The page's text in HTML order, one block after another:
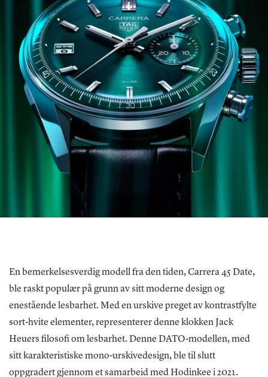
En bemerkelsesverdig modell fra den tiden, Carrera 45 Date,
ble raskt populær på grunn av sitt moderne design og
enestående lesbarhet. Med en urskive preget av kontrastfylte
sort-hvite elementer, representerer denne klokken Jack
Heuers filosofi om lesbarhet. Denne DATO-modellen, med
sitt karakteristiske mono-urskivedesign, ble til slutt
oppgradert gjennom et samarbeid med Hodinkee i 2021.